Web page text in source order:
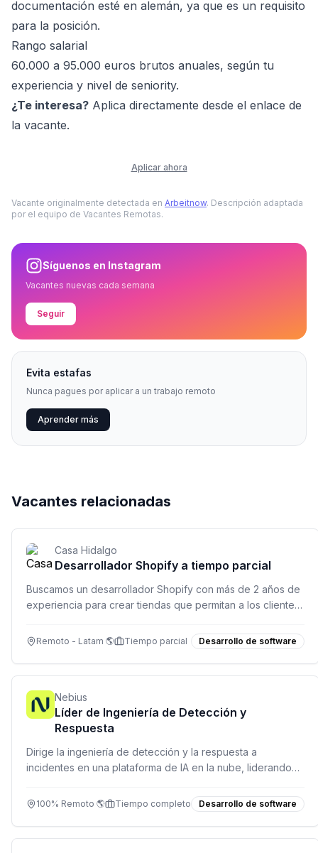
documentación esté en alemán, ya que es un requisito
para la posición.
Rango salarial
60.000 a 95.000 euros brutos anuales, según tu
experiencia y nivel de seniority.
¿Te interesa? Aplica directamente desde el enlace de
la vacante.
Aplicar ahora
Vacante originalmente detectada en Arbeitnow. Descripción adaptada
por el equipo de Vacantes Remotas.
Síguenos en Instagram
Vacantes nuevas cada semana
Seguir
Evita estafas
Nunca pagues por aplicar a un trabajo remoto
Aprender más
Vacantes relacionadas
Casa Hidalgo
Desarrollador Shopify a tiempo parcial
Buscamos un desarrollador Shopify con más de 2 años de
experiencia para crear tiendas que permitan a los clientes
Remoto - Latam 🌎 Tiempo parcial Desarrollo de software
Nebius
Líder de Ingeniería de Detección y
Respuesta
Dirige la ingeniería de detección y la respuesta a
incidentes en una plataforma de IA en la nube, liderando
100% Remoto 🌎 Tiempo completo Desarrollo de software